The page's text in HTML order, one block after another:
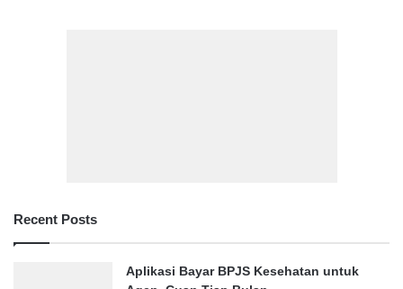
Recent Posts
Aplikasi Bayar BPJS Kesehatan untuk